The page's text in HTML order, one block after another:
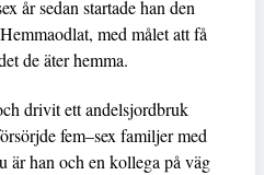
år sedan startade han den
med målet att få
de äter hemma.
drivit ett andelsjordbruk
fem–sex familjer med
är han och en kollega på väg